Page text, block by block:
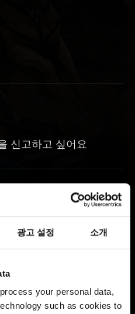
광고 설정 소개
process your personal data,
such as cookies to
신고하고 싶어요
사용한 플레이어를